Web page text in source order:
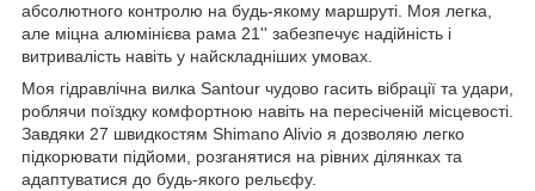
абсолютного контролю на будь-якому маршруті. Моя легка,
але міцна алюмінієва рама 21'' забезпечує надійність і
витривалість навіть у найскладніших умовах.
Моя гідравлічна вилка Santour чудово гасить вібрації та удари,
роблячи поїздку комфортною навіть на пересіченій місцевості.
Завдяки 27 швидкостям Shimano Alivio я дозволяю легко
підкорювати підйоми, розганятися на рівних ділянках та
адаптуватися до будь-якого рельєфу.